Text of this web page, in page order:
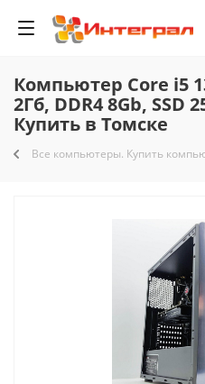
Компьютер Core i5
2Гб, DDR4 8Gb, SSD
Купить в Томске
Все компьютеры. Купить